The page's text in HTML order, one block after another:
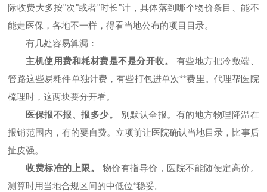
际收费大多按"次"或者"时长"计，具体落到哪个物价条目、能不
能走医保，各地不一样，得看当地公布的项目目录。
有几处容易算漏：
主机使用费和耗材费是不是分开收。
有些地方把冷敷端、
管路这些易耗件单独计费，有些打包进单次**费里。代理帮医院
梳理时，这两块要分开看。
医保报不报、报多少。
别默认全报。有的地方物理降温在
报销范围内，有的要自费。立项前让医院确认当地目录，比事后
扯皮强。
收费标准的上限。
物价有指导价，医院不能随便定高价。
测算时用当地合规区间的中低位*稳妥。